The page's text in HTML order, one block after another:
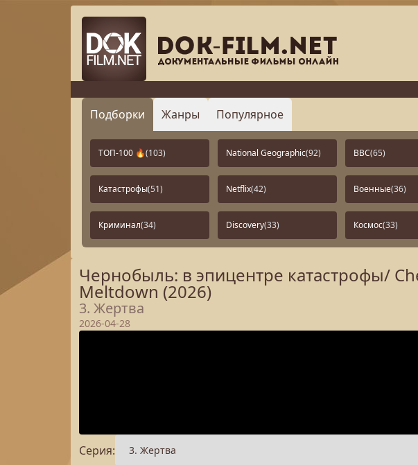
Подборки Жанры Популярное
ТОП-100 🔥(103) National Geographic(92) BBC(65)
Катастрофы(51) Netflix(42) Военные(36)
Криминал(34) Discovery(33) Космос(33)
Чернобыль: в эпицентре катастрофы/
Meltdown (2026)
3. Жертва
2026-04-28
Серия: